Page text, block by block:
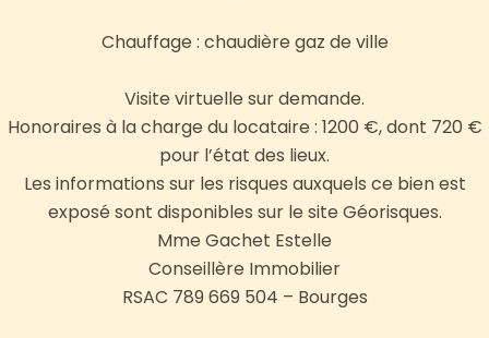
Chauffage : chaudière gaz de ville
Visite virtuelle sur demande.
Honoraires à la charge du locataire : 1200 €, dont 720 €
pour l’état des lieux.
Les informations sur les risques auxquels ce bien est
exposé sont disponibles sur le site Géorisques.
Mme Gachet Estelle
Conseillère Immobilier
RSAC 789 669 504 – Bourges